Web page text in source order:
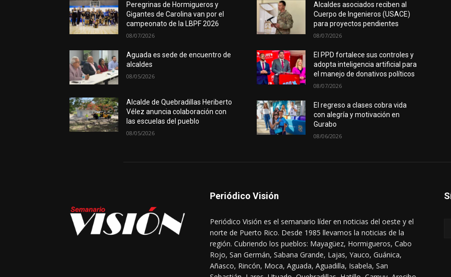
Peregrinas de Hormigueros y
Gigantes de Carolina van por el
campeonato de la LBPF 2026
08/07/2026
Aguada es sede de encuentro de
alcaldes
08/05/2026
Alcalde de Quebradillas Heriberto
Vélez anuncia colaboración con
las escuelas del pueblo
08/05/2026
Alcaldes asociados reciben al
Cuerpo de Ingenieros (USACE)
para proyectos pendientes
08/07/2026
El PPD fortalece sus controles y
adopta inteligencia artificial para
el manejo de donativos políticos
08/07/2026
El regreso a clases cobra vida
con alegría y motivación en
Gurabo
08/06/2026
Periódico Visión
Periódico Visión es el semanario líder en noticias del oeste y el
norte de Puerto Rico. Desde 1985 llevamos la noticias de la
región. Cubriendo los pueblos: Mayagüez, Hormigueros, Cabo
Rojo, San Germán, Sabana Grande, Lajas, Yauco, Guánica,
Añasco, Rincón, Moca, Aguada, Aguadilla, Isabela, San